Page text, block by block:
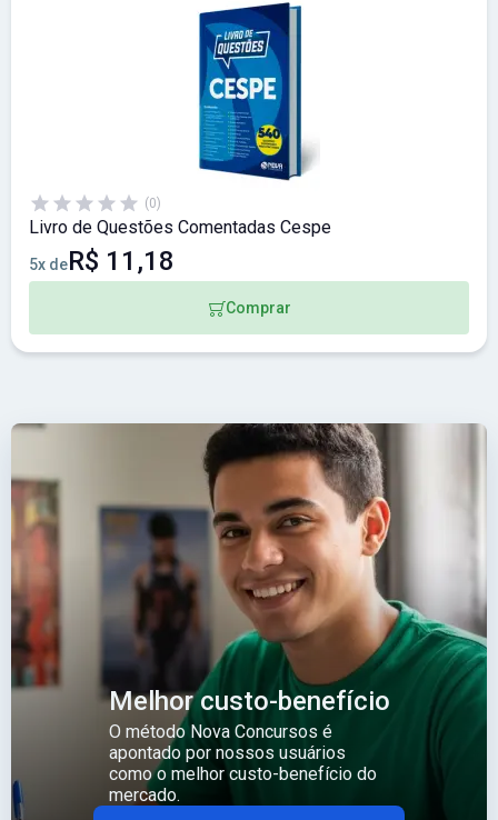
(0)
Livro de Questões Comentadas Cespe
5x deR$ 11,18
Comprar
Melhor custo-benefício
O método Nova Concursos é
apontado por nossos usuários
como o melhor custo-benefício do
mercado.